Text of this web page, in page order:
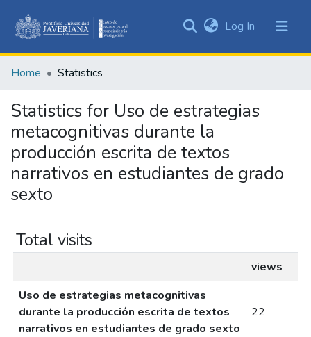
&
All of DSpace
Log In (current)
Home Statistics
Statistics for Uso de estrategias
metacognitivas durante la
producción escrita de textos
narrativos en estudiantes de grado
sexto
Total visits
views
Uso de estrategias metacognitivas
durante la producción escrita de textos
narrativos en estudiantes de grado sexto
22